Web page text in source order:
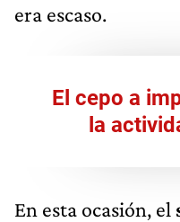
era escaso.
El cepo a
la
En esta ocasión, el